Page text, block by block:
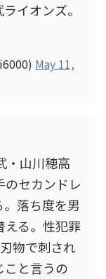
イオンズ。
May 11,
・山川穂高
セカンドレ
落ち度を男
える。性犯罪
物で刺され
こと言うの